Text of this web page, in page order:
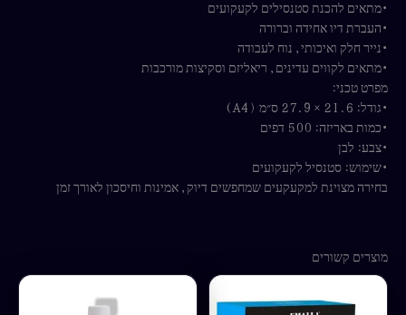
•מתאים להכנת סטנסילים לקעקועים
•העברת דיו אחידה וברורה
•נייר חלק ואיכותי, נוח לעבודה
•מתאים לקווים עדינים, ריאליזם וסקיצות מורכבות
מפרט טכני:
•גודל: 21.6 × 27.9 ס״מ (A4)
•כמות באריזה: 500 דפים
•צבע: לבן
•שימוש: סטנסיל לקעקועים
בחירה מצוינת למקעקעים שמחפשים דיוק, אמינות וחיסכון לאורך זמן
מוצרים קשורים
זה